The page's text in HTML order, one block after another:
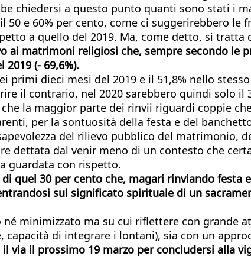
chiedersi a questo punto quanti sono stati i
e 60% per cento, come ci suggerirebbero
a quello del 2019. Ma, come detto, si tratta
matrimoni religiosi che, sempre secondo le
(- 69,6%).
primi dieci mesi del 2019 e il 51,8% nello
il contrario, nel 2020 sarebbero quindi solo il
la maggior parte dei rinvii riguardi coppie
per la sontuosità della festa e del
del rilievo pubblico del matrimonio,
dettata dal venir meno di un contesto che
guardata con rispetto.
quel 30 per cento che, magari rinviando
sul significato spirituale di un
minimizzato ma su cui riflettere con grande
capacità di integrare i lontani), sia con un
via il prossimo 19 marzo per concludersi alla